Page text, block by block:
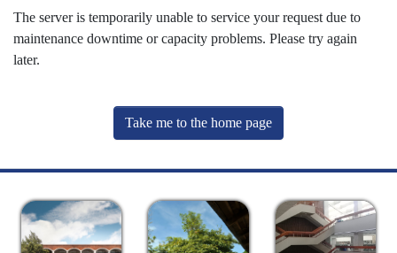
The server is temporarily unable to service your request due to
maintenance downtime or capacity problems. Please try again
later.
Take me to the home page